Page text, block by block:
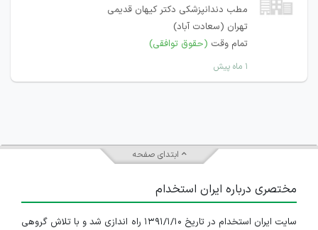
مطب دندانپزشکی دکتر کیهان قدیمی
تهران (سعادت آباد)
تمام وقت (حقوق توافقی)
۱ ماه پیش
ابتدای صفحه
مختصری درباره ایران استخدام
سایت ایران استخدام در تاریخ ۱۳۹۱/۱/۱۰ راه اندازی شد و با تلاش گروهی